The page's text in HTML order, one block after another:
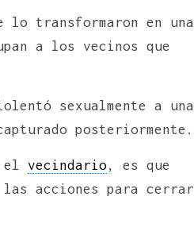
lo transformaron en una
a los vecinos que
sexualmente a una
posteriormente.
el vecindario, es que
acciones para cerrar